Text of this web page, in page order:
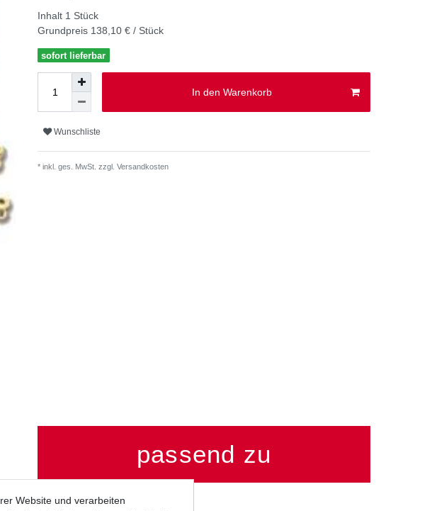
Inhalt 1 Stück
Grundpreis 138,10 € / Stück
sofort lieferbar
In den Warenkorb
Wunschliste
* inkl. ges. MwSt. zzgl. Versandkosten
passend zu
Website und verarbeiten